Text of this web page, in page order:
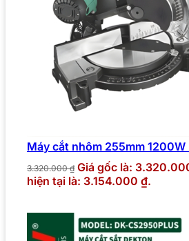
Máy cắt nhôm 255mm
3.320.000₫ Giá gốc là:
hiện tại là: 3.154.000 ₫.